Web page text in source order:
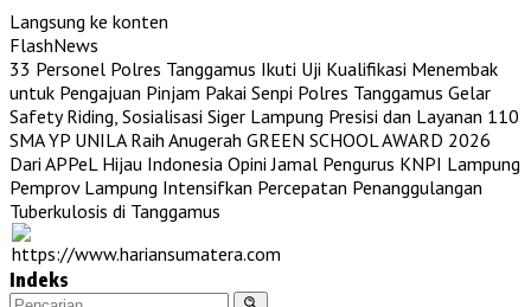
Langsung ke konten
FlashNews
33 Personel Polres Tanggamus Ikuti Uji Kualifikasi Menembak
untuk Pengajuan Pinjam Pakai Senpi Polres Tanggamus Gelar
Safety Riding, Sosialisasi Siger Lampung Presisi dan Layanan 110
SMA YP UNILA Raih Anugerah GREEN SCHOOL AWARD 2026
Dari APPeL Hijau Indonesia Opini Jamal Pengurus KNPI Lampung
Pemprov Lampung Intensifkan Percepatan Penanggulangan
Tuberkulosis di Tanggamus
Indeks